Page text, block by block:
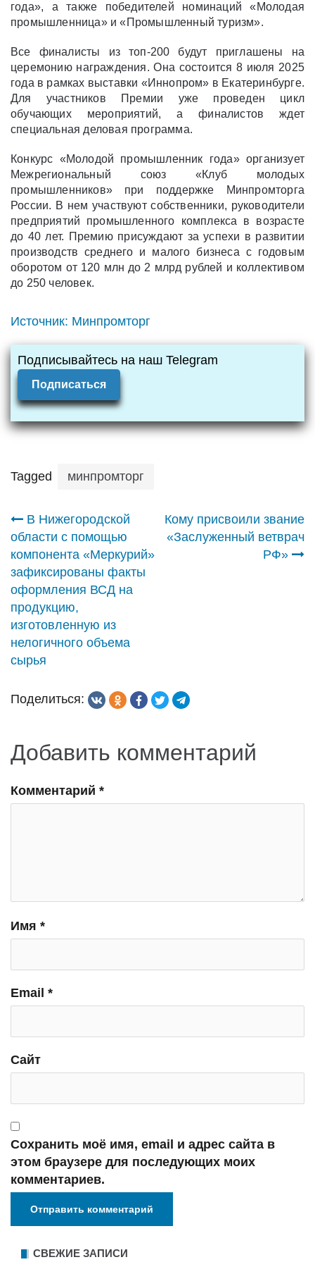
года», а также победителей номинаций «Молодая
промышленница» и «Промышленный туризм».
Все финалисты из топ-200 будут приглашены на
церемонию награждения. Она состоится 8 июля 2025
года в рамках выставки «Иннопром» в Екатеринбурге.
Для участников Премии уже проведен цикл
обучающих мероприятий, а финалистов ждет
специальная деловая программа.
Конкурс «Молодой промышленник года» организует
Межрегиональный союз «Клуб молодых
промышленников» при поддержке Минпромторга
России. В нем участвуют собственники, руководители
предприятий промышленного комплекса в возрасте
до 40 лет. Премию присуждают за успехи в развитии
производств среднего и малого бизнеса с годовым
оборотом от 120 млн до 2 млрд рублей и коллективом
до 250 человек.
Источник: Минпромторг
Подписывайтесь на наш Telegram
Подписаться
Tagged минпромторг
Навигация
по
записям
В Нижегородской
области с помощью
компонента «Меркурий»
зафиксированы факты
оформления ВСД на
продукцию,
изготовленную из
нелогичного объема
сырья
Кому присвоили звание
«Заслуженный ветврач
РФ»
Поделиться:
Добавить комментарий
Комментарий *
Имя *
Email *
Сайт
Сохранить моё имя, email и адрес сайта в
этом браузере для последующих моих
комментариев.
СВЕЖИЕ ЗАПИСИ